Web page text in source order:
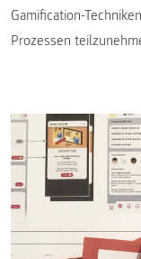
Gamification-
Prozessen